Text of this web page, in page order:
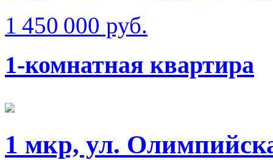
1 450 000 руб.
1-комнатная квартира
1 мкр, ул.